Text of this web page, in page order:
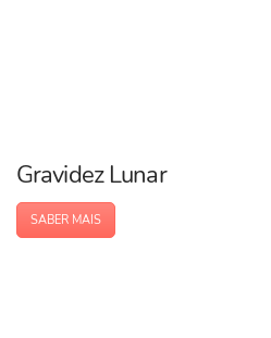
Gravidez Lunar
SABER MAIS